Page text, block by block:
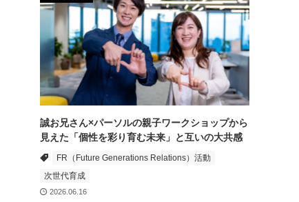
誠お兄さん×パーソルの親子ワークショップから
見えた「個性を彩り育む未来」と互いの大共感
FR（Future Generations Relations）活動
次世代育成
2026.06.16